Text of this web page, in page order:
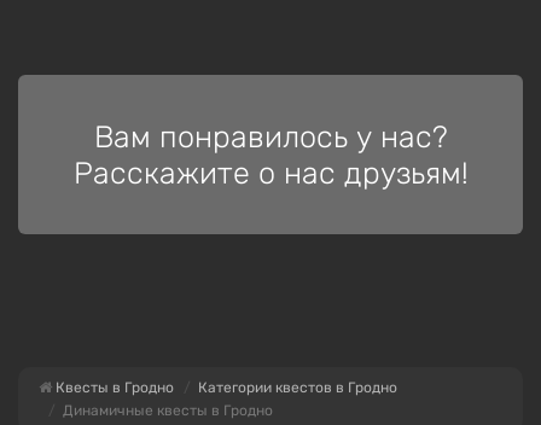
Вам понравилось у нас?
Расскажите о нас друзьям!
Квесты в Гродно
Категории квестов в Гродно
Динамичные квесты в Гродно